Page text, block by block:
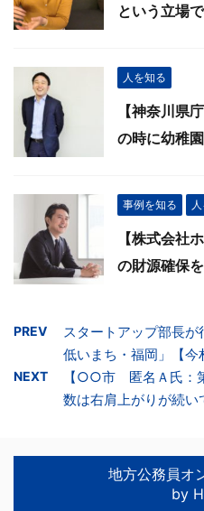
という立場
人を知る
【神奈川県
の時に幼稚
事例を知る
【株式会社
の財源確保
PREV
スタートアップ部長
低いまち・福岡」【今
NEXT
【○○市 匿名Ａ氏：
数は右肩上がりが続い
地方公務員オ
by